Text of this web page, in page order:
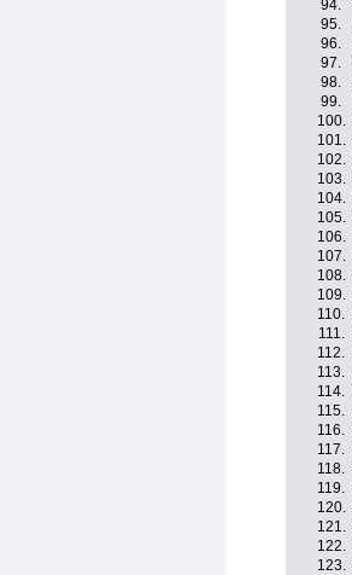
94.
95.
96.
97.
98.
99.
100.
101.
102.
103.
104.
105.
106.
107.
108.
109.
110.
111.
112.
113.
114.
115.
116.
117.
118.
119.
120.
121.
122.
123.